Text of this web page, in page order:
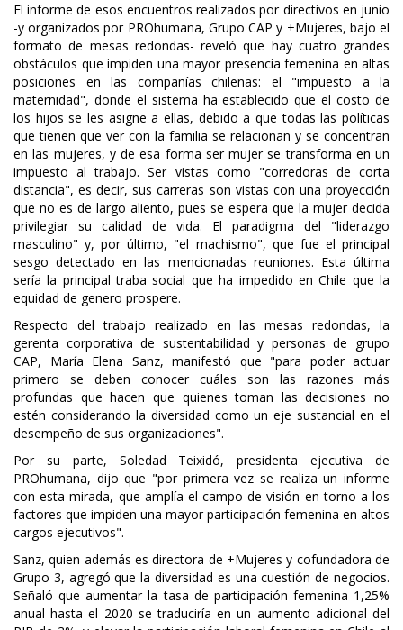
El informe de esos encuentros realizados por directivos en junio
-y organizados por PROhumana, Grupo CAP y +Mujeres, bajo el
formato de mesas redondas- reveló que hay cuatro grandes
obstáculos que impiden una mayor presencia femenina en altas
posiciones en las compañías chilenas: el "impuesto a la
maternidad", donde el sistema ha establecido que el costo de
los hijos se les asigne a ellas, debido a que todas las políticas
que tienen que ver con la familia se relacionan y se concentran
en las mujeres, y de esa forma ser mujer se transforma en un
impuesto al trabajo. Ser vistas como "corredoras de corta
distancia", es decir, sus carreras son vistas con una proyección
que no es de largo aliento, pues se espera que la mujer decida
privilegiar su calidad de vida. El paradigma del "liderazgo
masculino" y, por último, "el machismo", que fue el principal
sesgo detectado en las mencionadas reuniones. Esta última
sería la principal traba social que ha impedido en Chile que la
equidad de genero prospere.
Respecto del trabajo realizado en las mesas redondas, la
gerenta corporativa de sustentabilidad y personas de grupo
CAP, María Elena Sanz, manifestó que "para poder actuar
primero se deben conocer cuáles son las razones más
profundas que hacen que quienes toman las decisiones no
estén considerando la diversidad como un eje sustancial en el
desempeño de sus organizaciones".
Por su parte, Soledad Teixidó, presidenta ejecutiva de
PROhumana, dijo que "por primera vez se realiza un informe
con esta mirada, que amplía el campo de visión en torno a los
factores que impiden una mayor participación femenina en altos
cargos ejecutivos".
Sanz, quien además es directora de +Mujeres y cofundadora de
Grupo 3, agregó que la diversidad es una cuestión de negocios.
Señaló que aumentar la tasa de participación femenina 1,25%
anual hasta el 2020 se traduciría en un aumento adicional del